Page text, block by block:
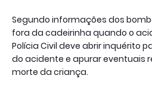
Segundo informações dos
fora da cadeirinha quando o
Polícia Civil deve abrir inquérito
do acidente e apurar eventuais
morte da criança.